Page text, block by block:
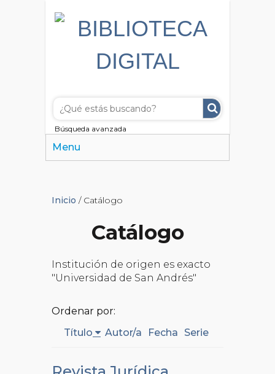
Búsqueda avanzada
Menu
Inicio / Catálogo
Catálogo
Institución de origen es exacto
"Universidad de San Andrés"
Ordenar por:
Título
Autor/a Fecha Serie